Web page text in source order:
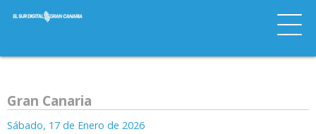
Gran Canaria
Sábado, 17 de Enero de 2026